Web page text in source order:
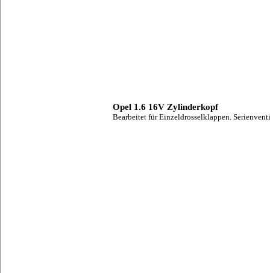
Opel 1.6 16V Zylinderkopf
Bearbeitet für Einzeldrosselklappen.